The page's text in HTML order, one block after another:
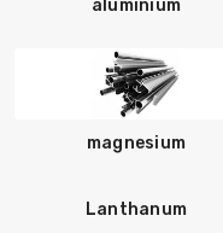
aluminium
magnesium
Lanthanum